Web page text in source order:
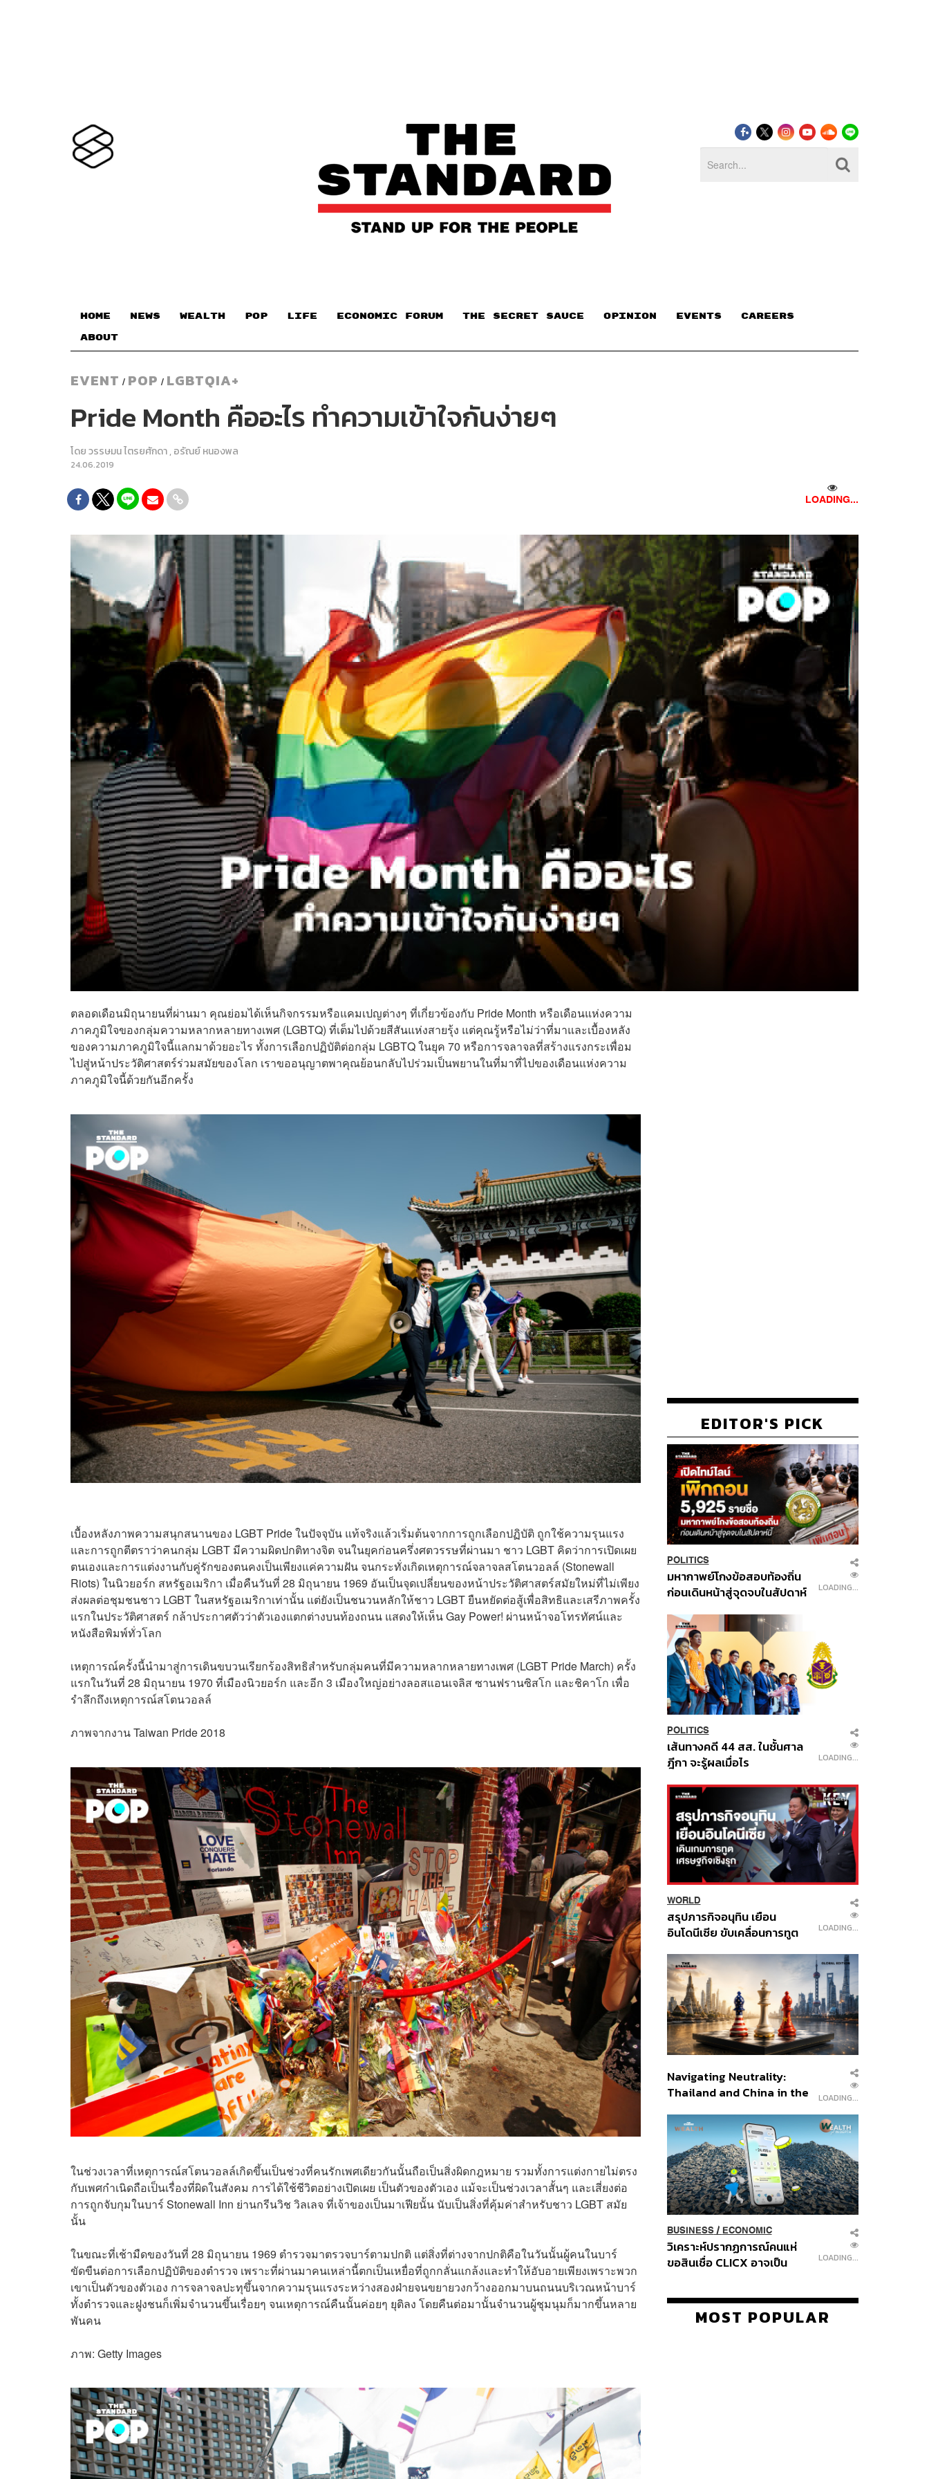
HOME NEWS WEALTH POP LIFE ECONOMIC FORUM THE SECRET SAUCE​ OPINION EVENTS CAREERS
ABOUT
EVENT / POP / LGBTQIA+
Pride Month คืออะไร ทำความเข้าใจกันง่ายๆ
โดยวรรษมน ไตรยศักดา, อรัณย์ หนองพล
24.06.2019
LOADING...
ตลอดเดือนมิถุนายนที่ผ่านมา คุณย่อมได้เห็นกิจกรรมหรือแคมเปญต่างๆ ที่เกี่ยวข้องกับ Pride Month หรือเดือนแห่งความ
ภาคภูมิใจของกลุ่มความหลากหลายทางเพศ (LGBTQ) ที่เต็มไปด้วยสีสันแห่งสายรุ้ง แต่คุณรู้หรือไม่ว่าที่มาและเบื้องหลัง
ของความภาคภูมิใจนี้แลกมาด้วยอะไร ทั้งการเลือกปฏิบัติต่อกลุ่ม LGBTQ ในยุค 70 หรือการจลาจลที่สร้างแรงกระเพื่อม
ไปสู่หน้าประวัติศาสตร์ร่วมสมัยของโลก เราขออนุญาตพาคุณย้อนกลับไปร่วมเป็นพยานในที่มาที่ไปของเดือนแห่งความ
ภาคภูมิใจนี้ด้วยกันอีกครั้ง
เบื้องหลังภาพความสนุกสนานของ LGBT Pride ในปัจจุบัน แท้จริงแล้วเริ่มต้นจากการถูกเลือกปฏิบัติ ถูกใช้ความรุนแรง
และการถูกตีตราว่าคนกลุ่ม LGBT มีความผิดปกติทางจิต จนในยุคก่อนครึ่งศตวรรษที่ผ่านมา ชาว LGBT คิดว่าการเปิดเผย
ตนเองและการแต่งงานกับคู่รักของตนคงเป็นเพียงแค่ความฝัน จนกระทั่งเกิดเหตุการณ์จลาจลสโตนวอลล์ (Stonewall
Riots) ในนิวยอร์ก สหรัฐอเมริกา เมื่อคืนวันที่ 28 มิถุนายน 1969 อันเป็นจุดเปลี่ยนของหน้าประวัติศาสตร์สมัยใหม่ที่ไม่เพียง
ส่งผลต่อชุมชนชาว LGBT ในสหรัฐอเมริกาเท่านั้น แต่ยังเป็นชนวนหลักให้ชาว LGBT ยืนหยัดต่อสู้เพื่อสิทธิและเสรีภาพครั้ง
แรกในประวัติศาสตร์ กล้าประกาศตัวว่าตัวเองแตกต่างบนท้องถนน แสดงให้เห็น Gay Power! ผ่านหน้าจอโทรทัศน์และ
หนังสือพิมพ์ทั่วโลก
เหตุการณ์ครั้งนี้นำมาสู่การเดินขบวนเรียกร้องสิทธิสำหรับกลุ่มคนที่มีความหลากหลายทางเพศ (LGBT Pride March) ครั้ง
แรกในวันที่ 28 มิถุนายน 1970 ที่เมืองนิวยอร์ก และอีก 3 เมืองใหญ่อย่างลอสแอนเจลิส ซานฟรานซิสโก และชิคาโก เพื่อ
รำลึกถึงเหตุการณ์สโตนวอลล์
ภาพจากงาน Taiwan Pride 2018
ในช่วงเวลาที่เหตุการณ์สโตนวอลล์เกิดขึ้นเป็นช่วงที่คนรักเพศเดียวกันนั้นถือเป็นสิ่งผิดกฎหมาย รวมทั้งการแต่งกายไม่ตรง
กับเพศกำเนิดถือเป็นเรื่องที่ผิดในสังคม การได้ใช้ชีวิตอย่างเปิดเผย เป็นตัวของตัวเอง แม้จะเป็นช่วงเวลาสั้นๆ และเสี่ยงต่อ
การถูกจับกุมในบาร์ Stonewall Inn ย่านกรีนวิช วิลเลจ ที่เจ้าของเป็นมาเฟียนั้น นับเป็นสิ่งที่คุ้มค่าสำหรับชาว LGBT สมัย
นั้น
ในขณะที่เช้ามืดของวันที่ 28 มิถุนายน 1969 ตำรวจมาตรวจบาร์ตามปกติ แต่สิ่งที่ต่างจากปกติคือในวันนั้นผู้คนในบาร์
ขัดขืนต่อการเลือกปฏิบัติของตำรวจ เพราะที่ผ่านมาคนเหล่านี้ตกเป็นเหยื่อที่ถูกกลั่นแกล้งและทำให้อับอายเพียงเพราะพวก
เขาเป็นตัวของตัวเอง การจลาจลปะทุขึ้นจากความรุนแรงระหว่างสองฝ่ายจนขยายวงกว้างออกมาบนถนนบริเวณหน้าบาร์
ทั้งตำรวจและฝูงชนก็เพิ่มจำนวนขึ้นเรื่อยๆ จนเหตุการณ์คืนนั้นค่อยๆ ยุติลง โดยคืนต่อมานั้นจำนวนผู้ชุมนุมก็มากขึ้นหลาย
พันคน
ภาพ: Getty Images
EDITOR'S PICK
POLITICS
มหากาพย์โกงข้อสอบท้องถิ่น
ก่อนเดินหน้าสู่จุดจบในสัปดาห์
LOADING...
POLITICS
เส้นทางคดี 44 สส. ในชั้นศาล
ฎีกา จะรู้ผลเมื่อไร
LOADING...
WORLD
สรุปภารกิจอนุทิน เยือน
อินโดนีเซีย ขับเคลื่อนการทูต
ส่วนยุทธศาสตร์ไทย –
อินโดนีเซีย
LOADING...
Navigating Neutrality:
Thailand and China in the
Order
LOADING...
BUSINESS/ ECONOMIC
วิเคราะห์ปรากฏการณ์คนแห่
ขอสินเชื่อ CLICX อาจเป็น
ปัญหาหนี้ครัวเรือนไทยที่ถูกซุก
LOADING...
MOST POPULAR